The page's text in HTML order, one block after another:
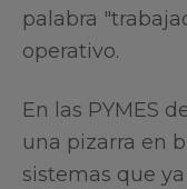
palabra
operativo.
En las PYMES
una pizarra en
sistemas que